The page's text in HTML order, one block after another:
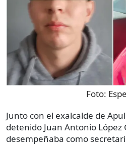
Foto:
Junto con el exalcalde de
detenido Juan Antonio López
desempeñaba como